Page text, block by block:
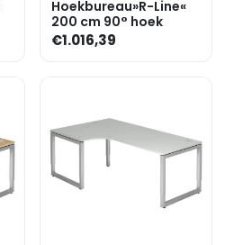
Hoekbureau»R-Line«
200 cm 90° hoek
€1.016,39